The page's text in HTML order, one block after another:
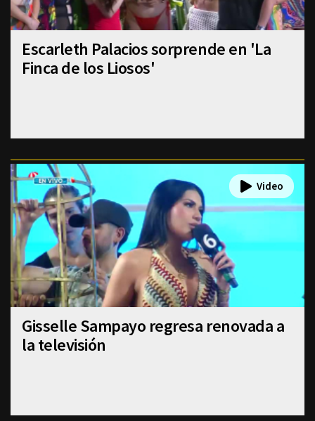
Escarleth Palacios sorprende en 'La
Finca de los Liosos'
Gisselle Sampayo regresa renovada a
la televisión